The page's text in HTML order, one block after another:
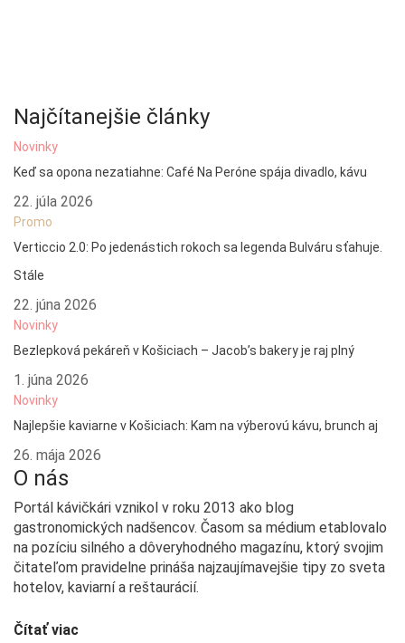
Najčítanejšie články
Novinky
Keď sa opona nezatiahne: Café Na Peróne spája divadlo, kávu
22. júla 2026
Promo
Verticcio 2.0: Po jedenástich rokoch sa legenda Bulváru sťahuje.
Stále
22. júna 2026
Novinky
Bezlepková pekáreň v Košiciach – Jacob’s bakery je raj plný
1. júna 2026
Novinky
Najlepšie kaviarne v Košiciach: Kam na výberovú kávu, brunch aj
26. mája 2026
O nás
Portál kávičkári vznikol v roku 2013 ako blog
gastronomických nadšencov. Časom sa médium etablovalo
na pozíciu silného a dôveryhodného magazínu, ktorý svojim
čitateľom pravidelne prináša najzaujímavejšie tipy zo sveta
hotelov, kaviarní a reštaurácií.
Čítať viac